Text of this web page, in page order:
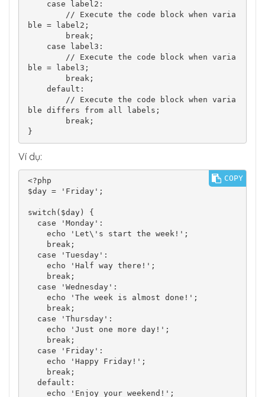
ble = label2;
ble = label3;
ble differs from all labels;
}
Ví dụ:
<?php
$day = 'Friday';
switch($day) {
COPY